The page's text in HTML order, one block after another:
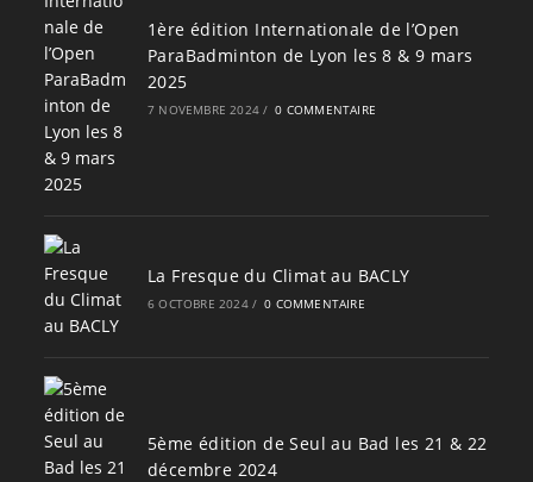
1ère édition Internationale de l’Open
ParaBadminton de Lyon les 8 & 9 mars
2025
7 NOVEMBRE 2024 / 0 COMMENTAIRE
La Fresque du Climat au BACLY
6 OCTOBRE 2024 / 0 COMMENTAIRE
5ème édition de Seul au Bad les 21 & 22
décembre 2024